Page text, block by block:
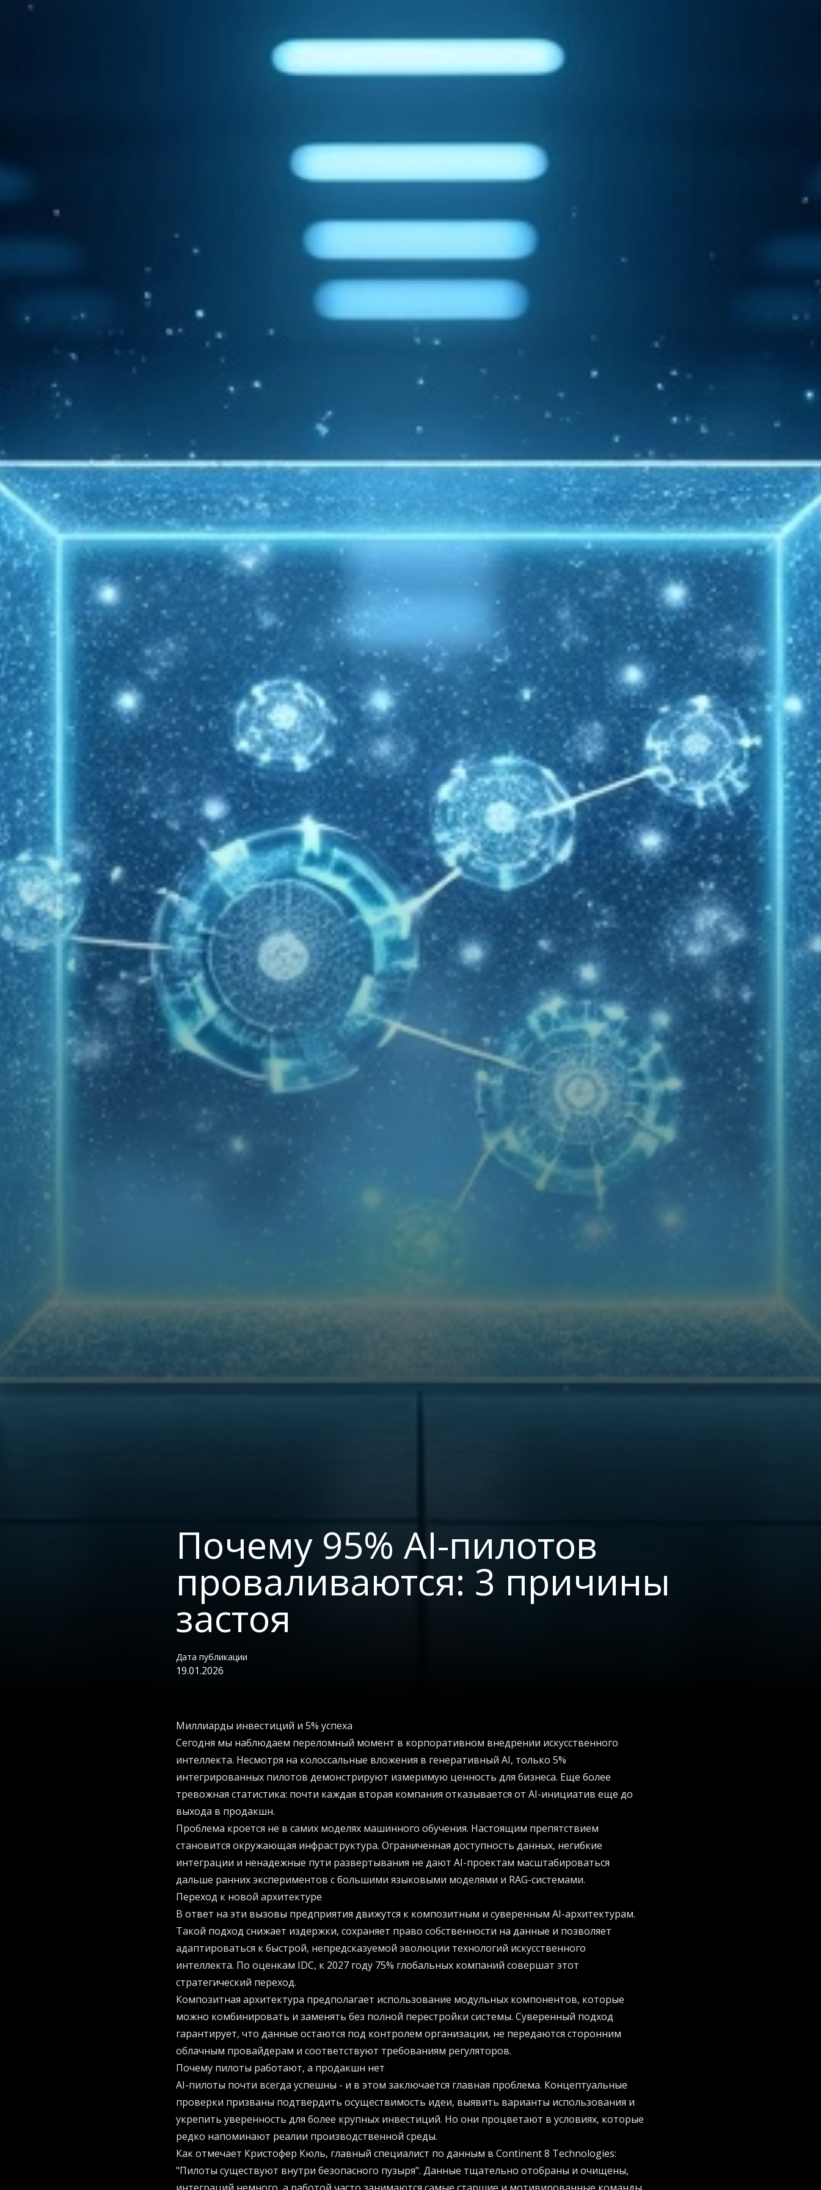
Почему 95% AI-пилотов
проваливаются: 3 причины
застоя
Дата публикации
19.01.2026
Миллиарды инвестиций и 5% успеха
Сегодня мы наблюдаем переломный момент в корпоративном внедрении искусственного
интеллекта. Несмотря на колоссальные вложения в генеративный AI, только 5%
интегрированных пилотов демонстрируют измеримую ценность для бизнеса. Еще более
тревожная статистика: почти каждая вторая компания отказывается от AI-инициатив еще до
выхода в продакшн.
Проблема кроется не в самих моделях машинного обучения. Настоящим препятствием
становится окружающая инфраструктура. Ограниченная доступность данных, негибкие
интеграции и ненадежные пути развертывания не дают AI-проектам масштабироваться
дальше ранних экспериментов с большими языковыми моделями и RAG-системами.
Переход к новой архитектуре
В ответ на эти вызовы предприятия движутся к композитным и суверенным AI-архитектурам.
Такой подход снижает издержки, сохраняет право собственности на данные и позволяет
адаптироваться к быстрой, непредсказуемой эволюции технологий искусственного
интеллекта. По оценкам IDC, к 2027 году 75% глобальных компаний совершат этот
стратегический переход.
Композитная архитектура предполагает использование модульных компонентов, которые
можно комбинировать и заменять без полной перестройки системы. Суверенный подход
гарантирует, что данные остаются под контролем организации, не передаются сторонним
облачным провайдерам и соответствуют требованиям регуляторов.
Почему пилоты работают, а продакшн нет
AI-пилоты почти всегда успешны - и в этом заключается главная проблема. Концептуальные
проверки призваны подтвердить осуществимость идеи, выявить варианты использования и
укрепить уверенность для более крупных инвестиций. Но они процветают в условиях, которые
редко напоминают реалии производственной среды.
Как отмечает Кристофер Кюль, главный специалист по данным в Continent 8 Technologies:
"Пилоты существуют внутри безопасного пузыря". Данные тщательно отобраны и очищены,